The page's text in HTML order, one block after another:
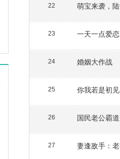
22 萌宝来袭，
23 一天一点爱
24 婚姻大作战
25 你我若是初见
26 国民老公霸
27 妻逢敌手：